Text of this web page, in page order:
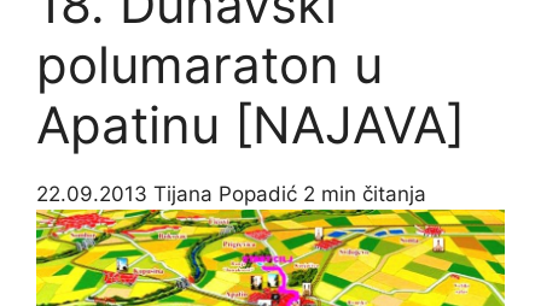
polumaraton u
Apatinu [NAJAVA]
22.09.2013 Tijana Popadić 2 min čitanja